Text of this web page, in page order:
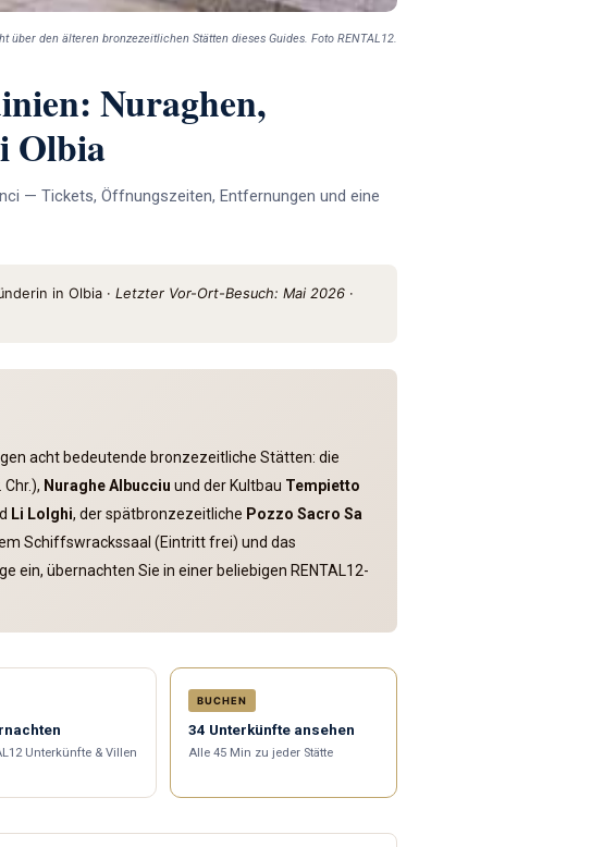
den älteren bronzezeitlichen Stätten dieses Guides. Foto RENTAL12.
Nuraghen,
Olbia
— Tickets, Öffnungszeiten, Entfernungen und eine
in Olbia · Letzter Vor-Ort-Besuch: Mai 2026 ·
acht bedeutende bronzezeitliche Stätten: die
Nuraghe Albucciu und der Kultbau Tempietto
Li Lolghi, der spätbronzezeitliche Pozzo Sacro Sa
Schiffswrackssaal (Eintritt frei) und das
ein, übernachten Sie in einer beliebigen RENTAL12-
Unterkünfte & Villen
BUCHEN
34 Unterkünfte ansehen
Alle 45 Min zu jeder Stätte